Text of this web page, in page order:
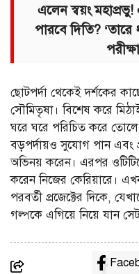
এলেন স্বয়ং
পারবে দিতি? ‘তারে
ছোটপর্দা থেকেই দর্শকের
সৌমিতৃষা। বিশেষ করে
ঘরে ঘরে পরিচিত করে
বড়পর্দায়ও সুযোগ পান এবং
অভিনয় করেন। এরপর
করেন নিজের কেরিয়ারে।
পরবর্তী প্রজেক্টের দিকে,
গল্পকে এগিয়ে নিয়ে যান